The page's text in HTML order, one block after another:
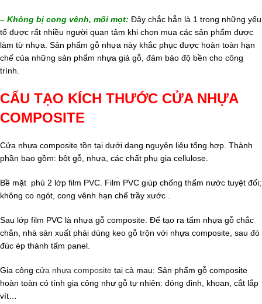
– Không bị cong vênh, mối mọt: Đây chắc hẳn là 1 trong những yếu
tố được rất nhiều người quan tâm khi chọn mua các sản phẩm được
làm từ nhựa. Sản phẩm gỗ nhựa này khắc phục được hoàn toàn hạn
chế của những sản phẩm nhựa giả gỗ, đảm bảo độ bền cho công
trình.
CẤU TẠO KÍCH THƯỚC CỬA NHỰA
COMPOSITE
Cửa nhựa composite tồn tại dưới dạng nguyên liệu tổng hợp. Thành
phần bao gồm: bột gỗ, nhựa, các chất phụ gia cellulose.
Bề mặt phủ 2 lớp film PVC. Film PVC giúp chống thấm nước tuyệt đối;
không co ngót, cong vênh hạn chế trầy xước .
Sau lớp film PVC là nhựa gỗ composite. Để tạo ra tấm nhựa gỗ chắc
chắn, nhà sản xuất phải dùng keo gỗ trộn với nhựa composite, sau đó
đúc ép thành tấm panel.
Gia công cửa nhựa composite taị cà mau: Sản phẩm gỗ composite
hoàn toàn có tính gia công như gỗ tự nhiên: đóng đinh, khoan, cắt lắp
vít…